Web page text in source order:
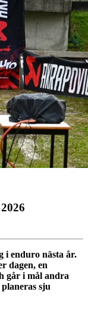
i enduro nästa år.
dagen, en
går i mål andra
sju